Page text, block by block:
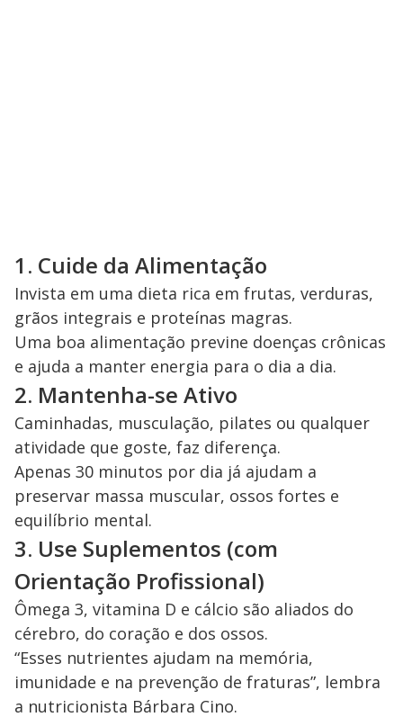
1. Cuide da Alimentação
Invista em uma dieta rica em frutas, verduras,
grãos integrais e proteínas magras.
Uma boa alimentação previne doenças crônicas
e ajuda a manter energia para o dia a dia.
2. Mantenha-se Ativo
Caminhadas, musculação, pilates ou qualquer
atividade que goste, faz diferença.
Apenas 30 minutos por dia já ajudam a
preservar massa muscular, ossos fortes e
equilíbrio mental.
3. Use Suplementos (com
Orientação Profissional)
Ômega 3, vitamina D e cálcio são aliados do
cérebro, do coração e dos ossos.
“Esses nutrientes ajudam na memória,
imunidade e na prevenção de fraturas”, lembra
a nutricionista Bárbara Cino.